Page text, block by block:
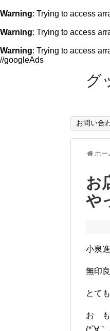
Warning: Trying to access
Warning: Trying to access
Warning: Trying to access
//googleAds
グ
お問い合
ホー
お
や
小泉
無印
とて
お